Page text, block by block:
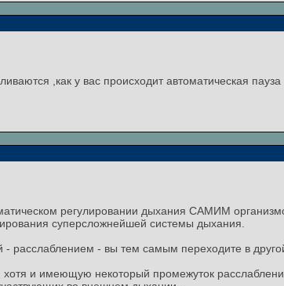
,как у вас происходит автоматическая
регулировании дыхания САМИМ
суперсложнейшей системы дыхания.
расслаблением - вы тем самым переходите в
и имеющую некоторый промежуток